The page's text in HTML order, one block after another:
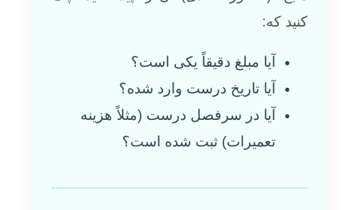
کنید که:
آیا مبلغ دقیقاً یکی است؟
آیا تاریخ درست وارد شده؟
آیا در سرفصل درست (مثلاً هزینه
تعمیرات) ثبت شده است؟